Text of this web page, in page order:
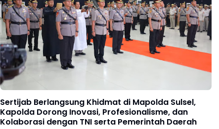
Sertijab Berlangsung Khidmat di Mapolda Sulsel,
Kapolda Dorong Inovasi, Profesionalisme, dan
Kolaborasi dengan TNI serta Pemerintah Daerah